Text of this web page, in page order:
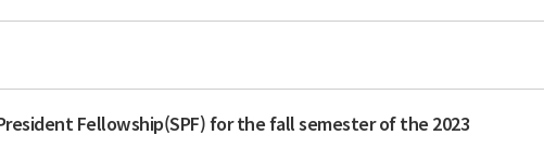
Fellowship(SPF) for the fall semester of the 2023